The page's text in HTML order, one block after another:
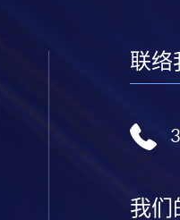
联络
我们